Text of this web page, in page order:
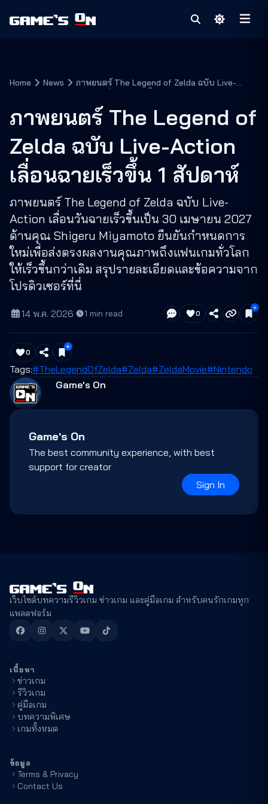
Home News
ภาพยนตร์ The Legend of Zelda ฉบับ Live-
ภาพยนตร์ The Legend of
Zelda ฉบับ Live-Action
เลื่อนฉายเร็วขึ้น 1 สัปดาห์
ภาพยนตร์ The Legend of Zelda ฉบับ Live-
Action เลื่อนวันฉายเร็วขึ้นเป็น 30 เมษายน 2027
ด้านคุณ Shigeru Miyamoto ยืนยันกำหนดการ
ใหม่เพื่อส่งตรงผลงานคุณภาพถึงแฟนเกมทั่วโลก
ให้เร็วขึ้นกว่าเดิม สรุปรายละเอียดและข้อความจาก
โปรดิวเซอร์ที่นี่
14 พ.ค. 2026· 1 min read 0
0
Tags:#TheLegendOfZelda#Zelda#ZeldaMovie#Nintendo
Game's On
Game's On
The best community experience, with best
support for creator
Sign In
เว็บไซต์บทความรีวิวเกม ข่าวเกม และคู่มือเกม สำหรับคนรักเกมทุก
แพลตฟอร์ม
เนื้อหา
ข่าวเกม
รีวิวเกม
คู่มือเกม
บทความพิเศษ
เกมทั้งหมด
ข้อมูล
Terms & Privacy
Contact Us